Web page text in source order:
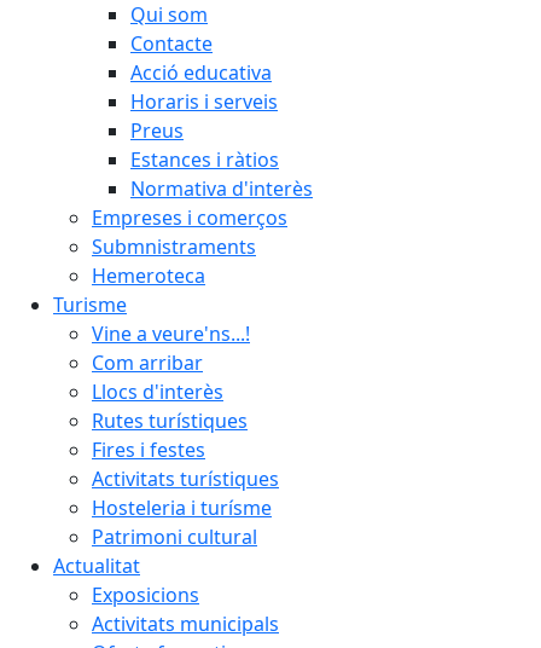
Qui som
Contacte
Acció educativa
Horaris i serveis
Preus
Estances i ràtios
Normativa d'interès
Empreses i comerços
Submnistraments
Hemeroteca
Turisme
Vine a veure'ns...!
Com arribar
Llocs d'interès
Rutes turístiques
Fires i festes
Activitats turístiques
Hosteleria i turísme
Patrimoni cultural
Actualitat
Exposicions
Activitats municipals